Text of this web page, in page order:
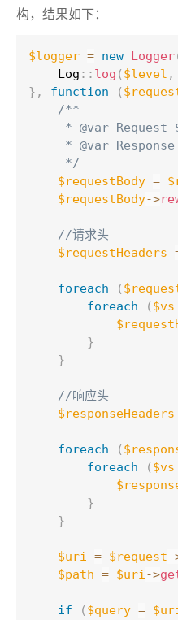
构，结果如下：
$logger = new Logger
Log :: log ( $level ,
} , function (
/**
* @var Request
* @var
     */
$requestBody =
$requestBody->
//请求头
$requestHeaders
foreach (
foreach
( $vs
}
}
//响应头
$responseHeaders
foreach (
foreach
( $vs
}
}
$uri = $request-
$path = $uri->
if ( $query =